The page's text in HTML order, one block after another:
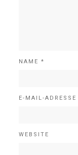
NAME *
E-MAIL-ADRESSE
WEBSITE